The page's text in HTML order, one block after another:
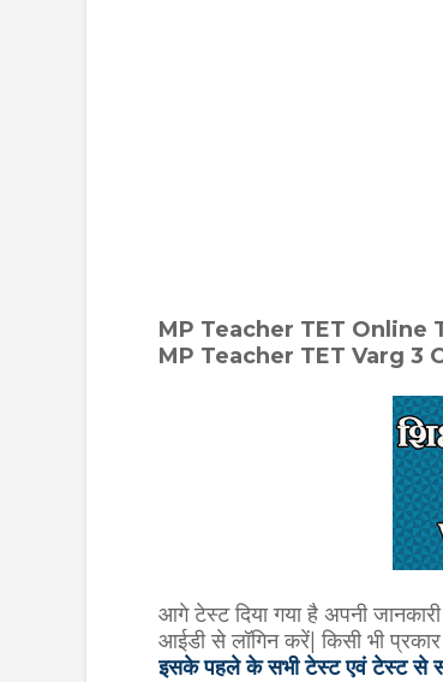
MP Teacher TET Online
MP Teacher TET Varg 3
आगे टेस्ट दिया गया है अपनी
आईडी से लॉगिन करें| किसी भी
इसके पहले के सभी टेस्ट एवं टेस्ट से